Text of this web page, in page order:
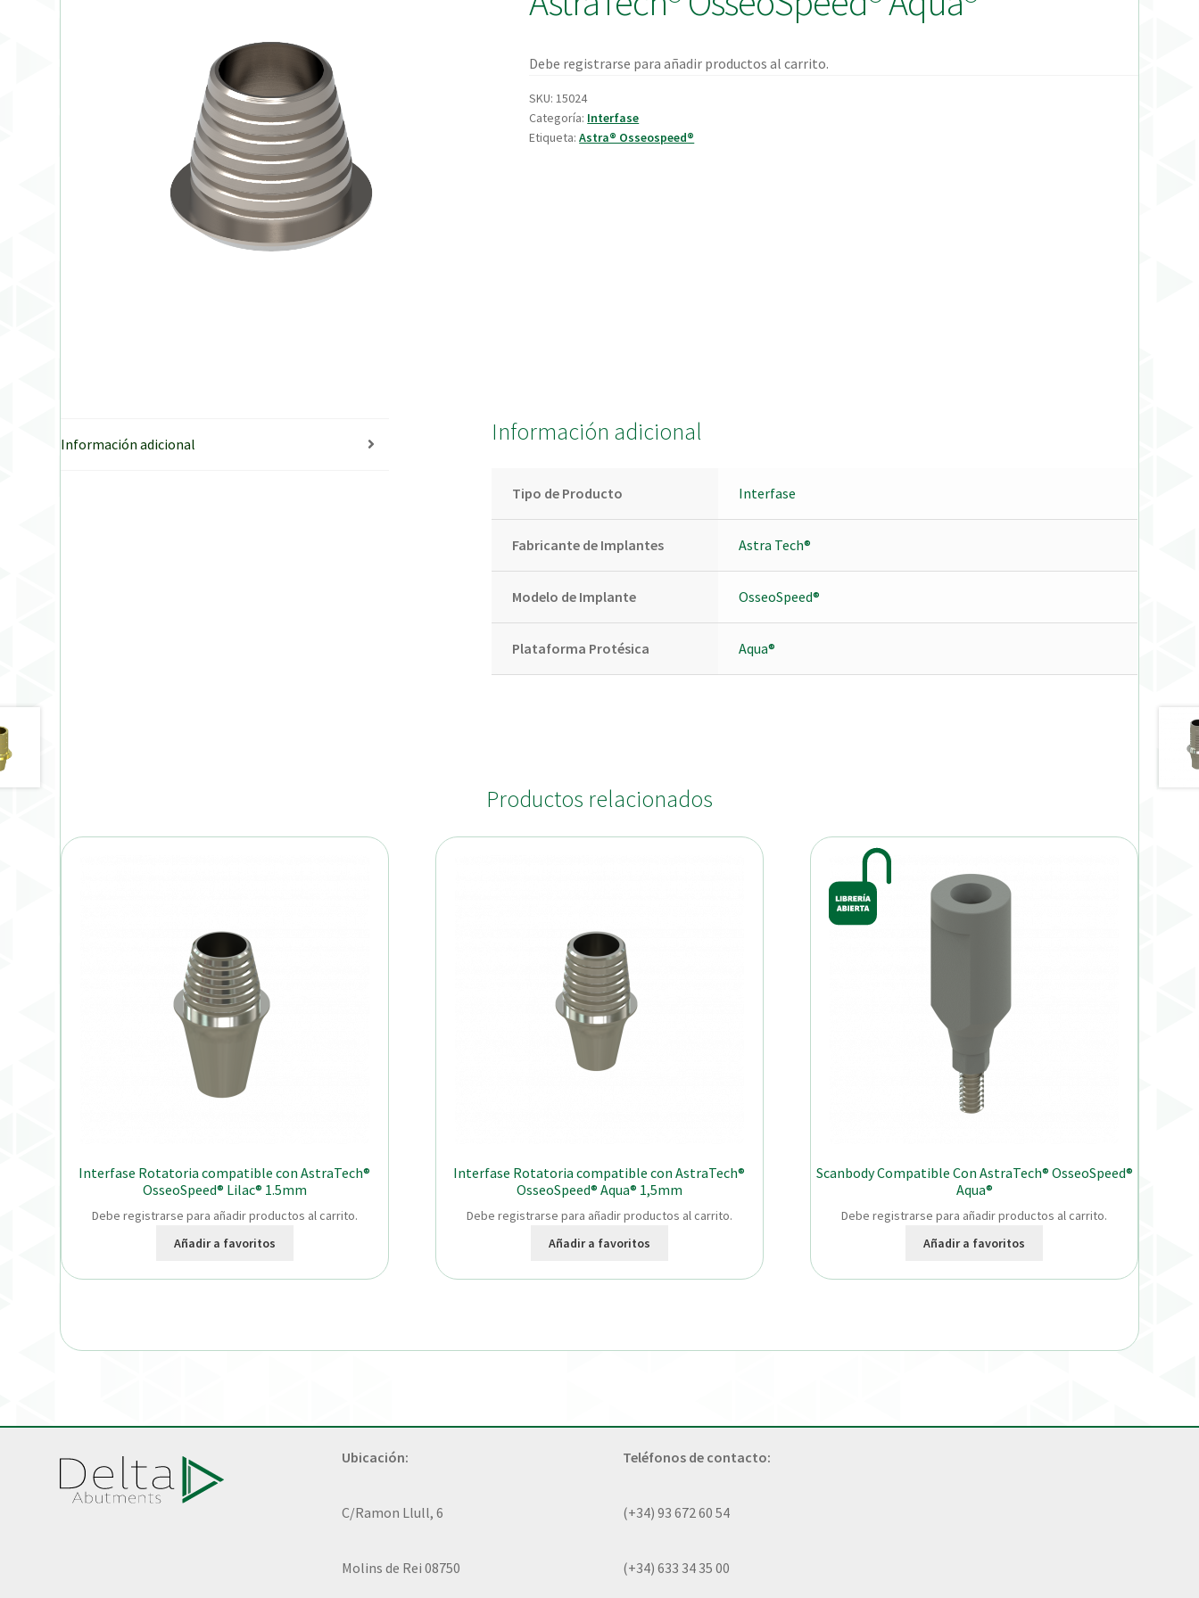
Debe registrarse para añadir productos al carrito.
SKU:15024
Categoría: Interfase
Etiqueta:Astra® Osseospeed®
Información adicional Información adicional
Tipo de Producto Interfase
Fabricante de Implantes Astra Tech®
Modelo de Implante OsseoSpeed®
Plataforma Protésica Aqua®
Productos relacionados
Interfase Rotatoria compatible con AstraTech®
OsseoSpeed® Lilac® 1.5mm
Debe registrarse para añadir productos al carrito.
Añadir a favoritos
Interfase Rotatoria compatible con AstraTech®
OsseoSpeed® Aqua® 1,5mm
Debe registrarse para añadir productos al carrito.
Añadir a favoritos
Scanbody Compatible Con AstraTech® OsseoSpeed®
Aqua®
Debe registrarse para añadir productos al carrito.
Añadir a favoritos
Ubicación:
C/Ramon Llull, 6
Molins de Rei 08750
Teléfonos de contacto:
(+34) 93 672 60 54
(+34) 633 34 35 00